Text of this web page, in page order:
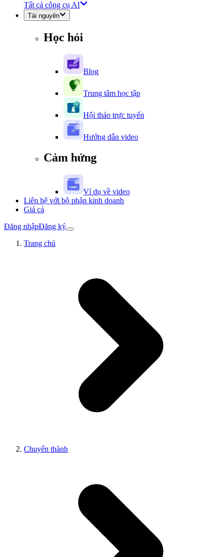
Tất cả công cụ AI
Tài nguyên
Học hỏi
Blog
Trung tâm học tập
Hội thảo trực tuyến
Hướng dẫn video
Cảm hứng
Ví dụ về video
Liên hệ với bộ phận kinh doanh
Giá cả
Đăng nhậpĐăng ký
Trang chủ
Chuyển thành